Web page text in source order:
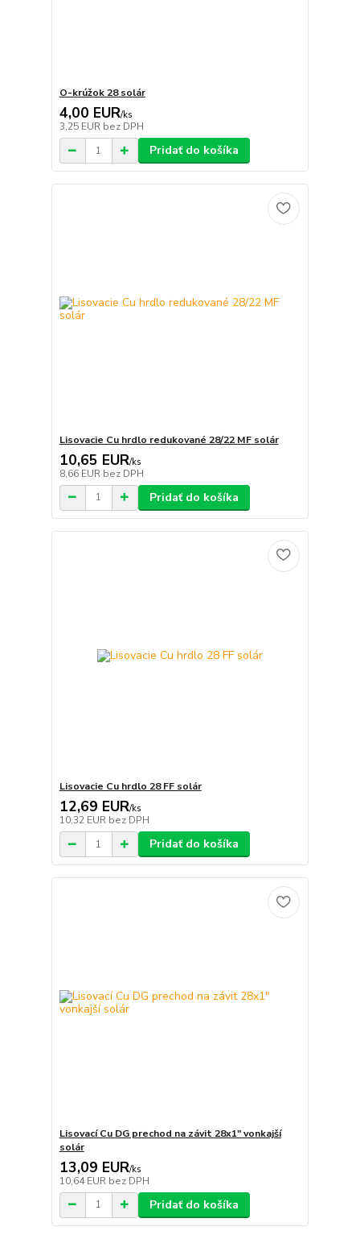
O-krúžok 28 solár
4,00 EUR/ks
3,25 EUR bez DPH
Pridať do košíka
Lisovacie Cu hrdlo redukované 28/22 MF solár
10,65 EUR/ks
8,66 EUR bez DPH
Pridať do košíka
Lisovacie Cu hrdlo 28 FF solár
12,69 EUR/ks
10,32 EUR bez DPH
Pridať do košíka
Lisovací Cu DG prechod na závit 28x1" vonkajší
solár
13,09 EUR/ks
10,64 EUR bez DPH
Pridať do košíka